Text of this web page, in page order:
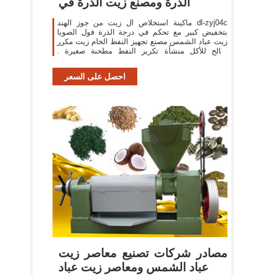
ماكينة استخلاص ال زيت من جوز الهند dl-zyj04c
بتخفيض كبير مع تحكم في درجة الذرة فول الصويا
زيت عباد الشمس مصنع تجهيز النفط الخام زيت مكرر
صالح للأكل منشأة تكرير النفط مطحنة صغيرة .
احصل على السعر
مصادر شركات تصنيع معاصر زيت
عباد الشمس ومعاصر زيت عباد